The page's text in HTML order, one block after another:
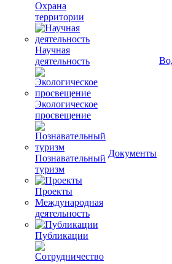
Охрана
территории
Научная
деятельность
Экологическое
просвещение
Познавательный
туризм
Проекты
Международная
деятельность
Публикации
Документы